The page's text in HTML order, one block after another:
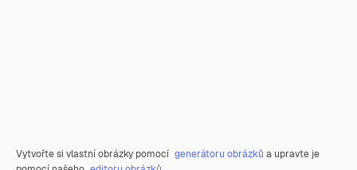
Vytvořte si vlastní obrázky pomocí generátoru obrázků a upravte je